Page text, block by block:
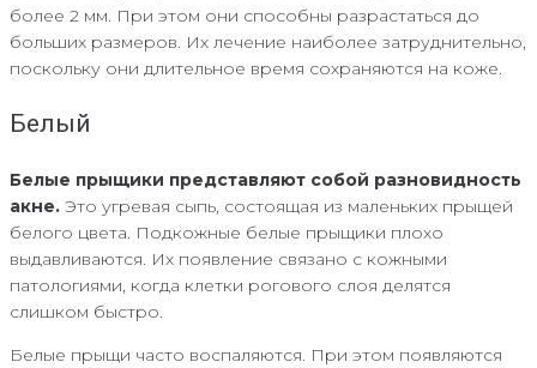
более 2 мм. При этом они способны разрастаться до
больших размеров. Их лечение наиболее затруднительно,
поскольку они длительное время сохраняются на коже.
Белый
Белые прыщики представляют собой разновидность
акне. Это угревая сыпь, состоящая из маленьких прыщей
белого цвета. Подкожные белые прыщики плохо
выдавливаются. Их появление связано с кожными
патологиями, когда клетки рогового слоя делятся
слишком быстро.
Белые прыщи часто воспаляются. При этом появляются